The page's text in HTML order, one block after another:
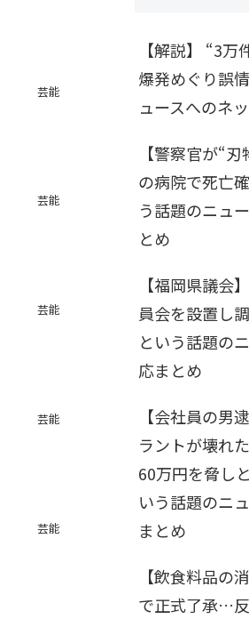
芸能
芸能
芸能
芸能
芸能
【解説】 “3
爆発めぐり誤
ュースへのネ
【警察官が“
の病院で死亡
う話題のニュ
とめ
【福岡県議会
員会を設置し
という話題の
応まとめ
【会社員の男
ラントが壊れ
60万円を脅し
いう話題のニ
まとめ
【飲食料品の
で正式了承…